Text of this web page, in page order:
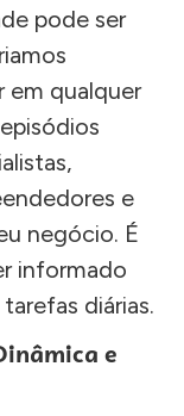
pode ser
em qualquer
e
negócio. É
informado
diárias.
e